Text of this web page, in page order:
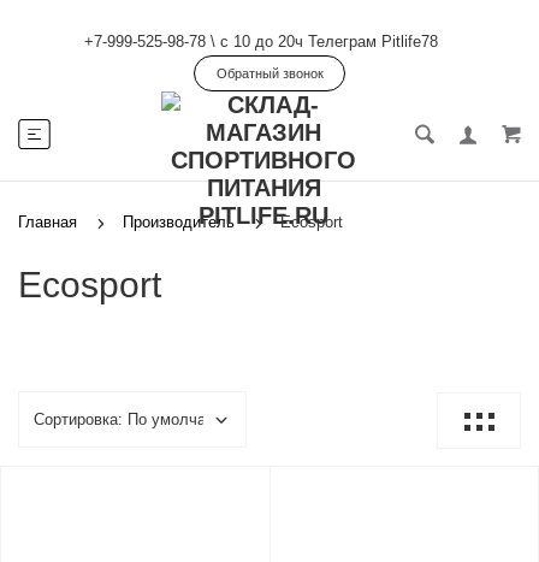
+7-999-525-98-78 \ с 10 до 20ч Телеграм Pitlife78
Обратный звонок
Главная Производитель Ecosport
Ecosport